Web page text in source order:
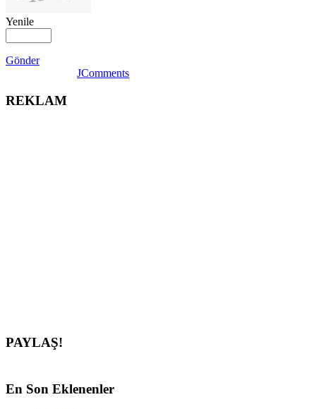
Yenile
Gönder
JComments
REKLAM
PAYLAŞ!
En Son Eklenenler